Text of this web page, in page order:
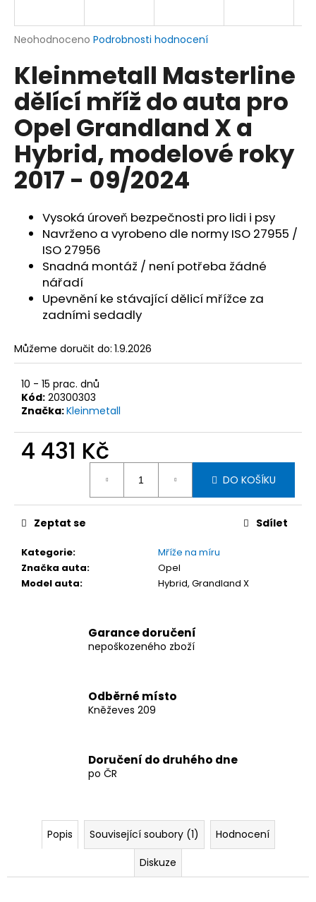
Průměrné
produktu
je
0,0
z
5
hvězdiček.
Neohodnoceno Podrobnosti hodnocení
Kleinmetall Masterline
dělící mříž do auta pro
Opel Grandland X a
Hybrid, modelové roky
2017 - 09/2024
Vysoká úroveň bezpečnosti pro lidi i psy
Navrženo a vyrobeno dle normy ISO 27955 /
ISO 27956
Snadná montáž / není potřeba žádné
nářadí
Upevnění ke stávající dělicí mřížce za
zadními sedadly
Můžeme doručit do: 1.9.2026
10 - 15 prac. dnů
Kód: 20300303
Značka:Kleinmetall
4 431 Kč
DO KOŠÍKU
Kategorie:
Mříže na míru
Značka auta:
Opel
Model auta: Hybrid, Grandland X
Zeptat se Sdílet
Garance doručení
nepoškozeného zboží
Odběrné místo
Kněževes 209
Doručení do druhého dne
po ČR
Popis Související soubory (1)
Hodnocení
Diskuze
j
t
?
HLEDAT
j
e
m
e
KLEINMETALL
NÁSTUPNÍ
RAMPA
X
83-
12
CM